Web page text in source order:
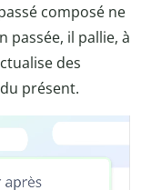
composé ne
passée, il pallie, à
des
présent.